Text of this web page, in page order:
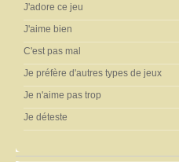
J'adore ce jeu
J'aime bien
C'est pas mal
Je préfère d'autres types de jeux
Je n'aime pas trop
Je déteste